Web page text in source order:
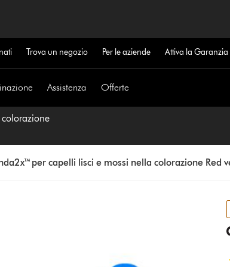
Trova un negozio Per le aziende Attiva la
Assistenza Offerte
per capelli lisci e mossi nella colorazione Red